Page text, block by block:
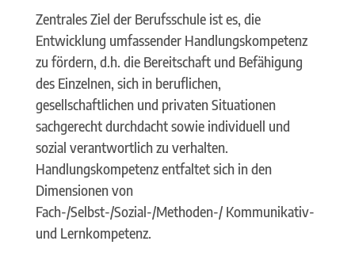
Zentrales Ziel der Berufsschule ist es, die
Entwicklung umfassender Handlungskompetenz
zu fördern, d.h. die Bereitschaft und Befähigung
des Einzelnen, sich in beruflichen,
gesellschaftlichen und privaten Situationen
sachgerecht durchdacht sowie individuell und
sozial verantwortlich zu verhalten.
Handlungskompetenz entfaltet sich in den
Dimensionen von
Fach-/Selbst-/Sozial-/Methoden-/ Kommunikativ-
und Lernkompetenz.